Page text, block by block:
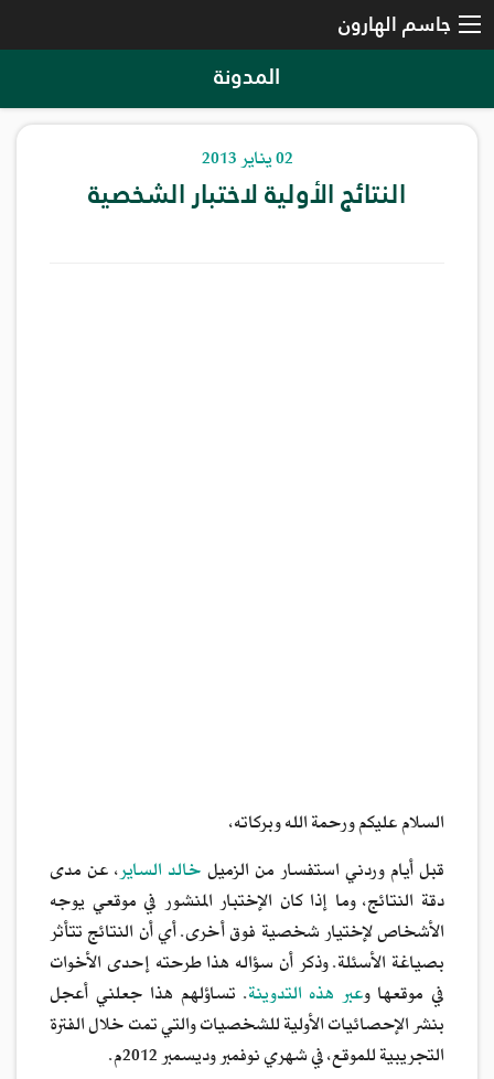
جاسم الهارون
المدونة
02 يناير 2013
النتائج الأولية لاختبار الشخصية
السلام عليكم ورحمة الله وبركاته،
قبل أيام وردني استفسار من الزميلخالد الساير، عن مدى
دقة النتائج، وما إذا كان الإختبار المنشور في موقعي يوجه
الأشخاص لإختيار شخصية فوق أخرى. أي أن النتائج تتأثر
بصياغة الأسئلة. وذكر أن سؤاله هذا طرحته إحدى الأخوات
في موقعها وعبر هذه التدوينة. تساؤلهم هذا جعلني أعجل
بنشر الإحصائيات الأولية للشخصيات والتي تمت خلال الفترة
التجريبية للموقع، في شهري نوفمبر وديسمبر 2012م.